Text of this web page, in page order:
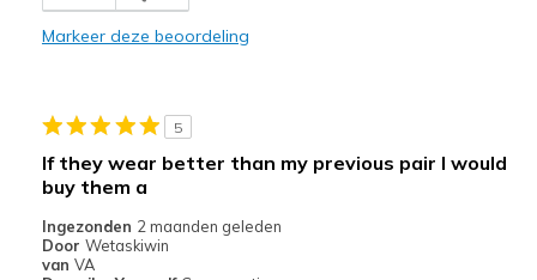
Comfortable
Beste toepassingen
Casual Wear
Width
Feels true to width
Sizing
Markeer deze beoordeling
5
If they wear better than my previous pair I would
buy them a
Ingezonden 2 maanden geleden
Door Wetaskiwin
van VA